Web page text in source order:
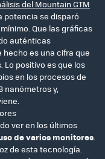
del Mountain GTM
potencia se disparó
Que las gráficas
auténticas
hecho es una cifra que
Lo positivo es que los
en los procesos de
nanómetros y,
ver en los últimos
de varios monitores
de esta tecnología.